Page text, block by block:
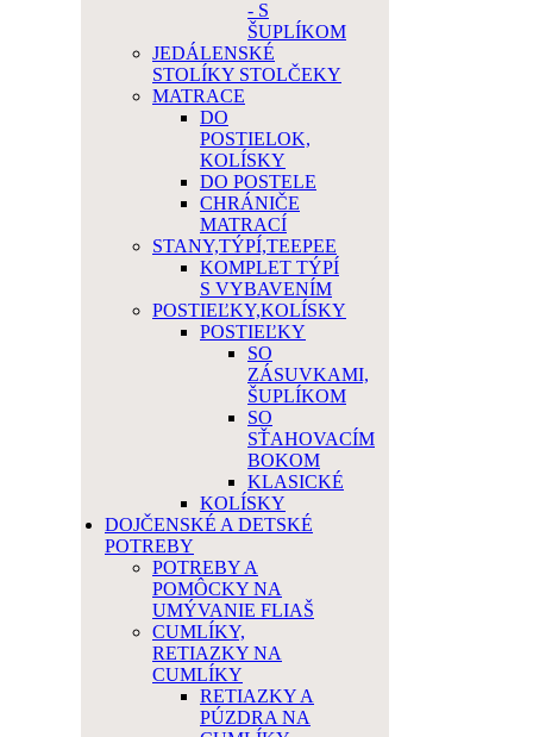
- S
ŠUPLÍKOM
JEDÁLENSKÉ
STOLÍKY STOLČEKY
MATRACE
DO
POSTIELOK,
KOLÍSKY
DO POSTELE
CHRÁNIČE
MATRACÍ
STANY,TÝPÍ,TEEPEE
KOMPLET TÝPÍ
S VYBAVENÍM
POSTIEĽKY,KOLÍSKY
POSTIEĽKY
SO
ZÁSUVKAMI,
ŠUPLÍKOM
SO
SŤAHOVACÍM
BOKOM
KLASICKÉ
KOLÍSKY
DOJČENSKÉ A DETSKÉ
POTREBY
POTREBY A
POMÔCKY NA
UMÝVANIE FLIAŠ
CUMLÍKY,
RETIAZKY NA
CUMLÍKY
RETIAZKY A
PÚZDRA NA